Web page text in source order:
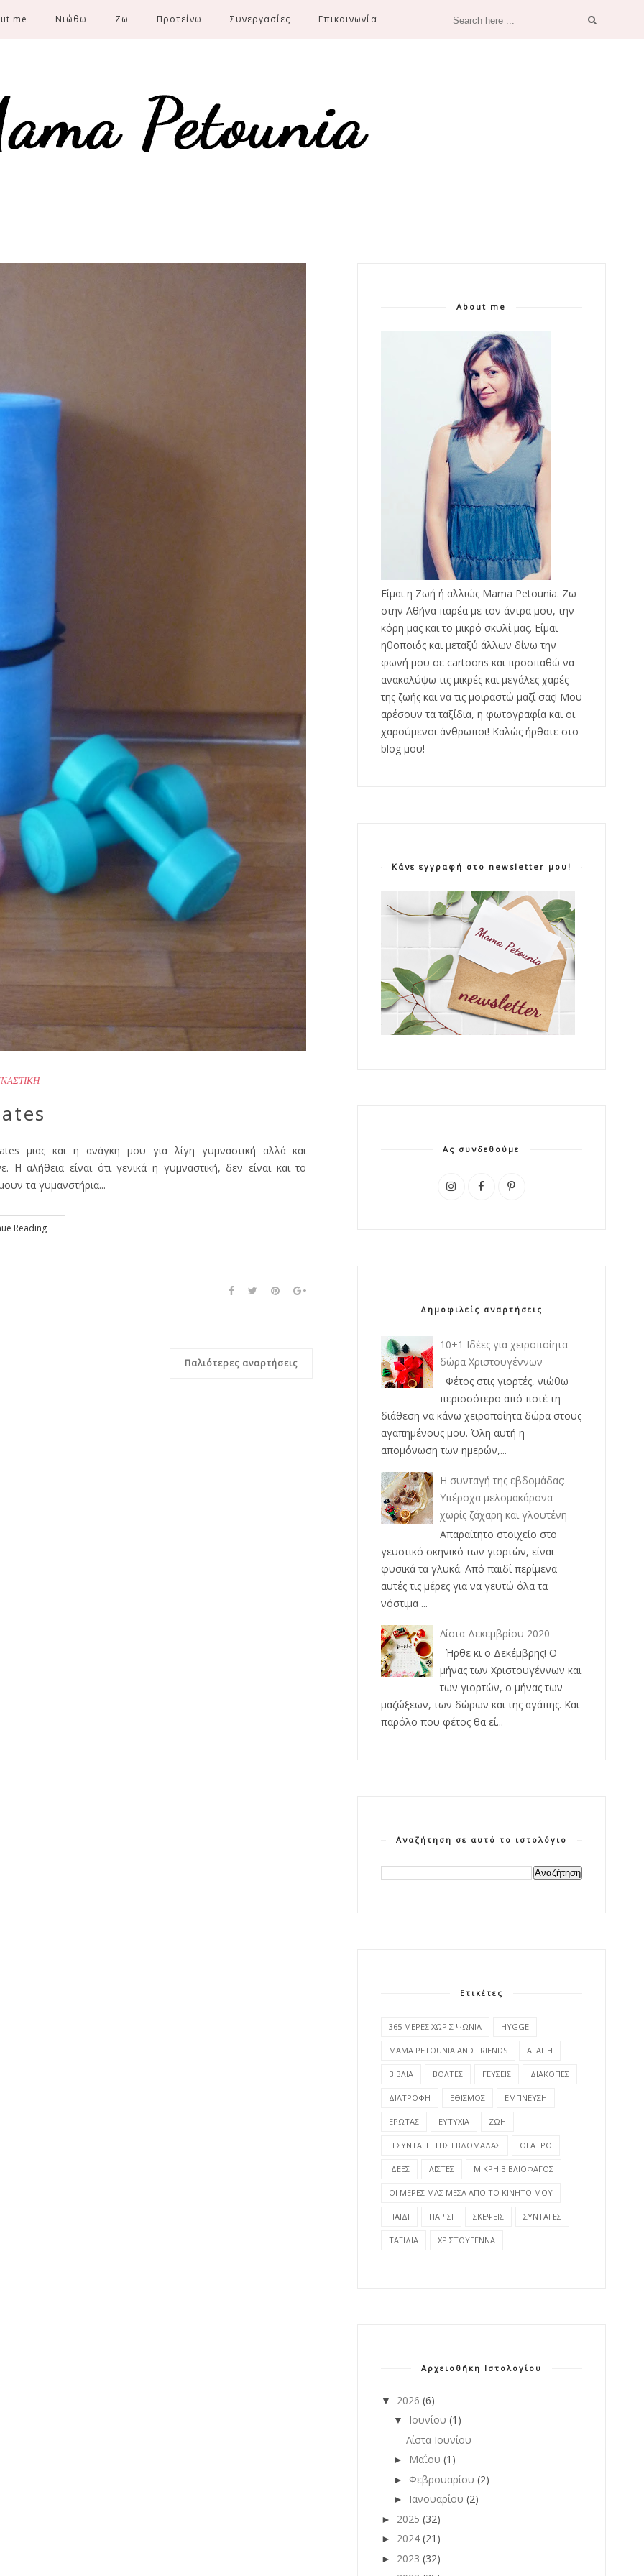
me Νιώθω Ζω Προτείνω Συνεργασίες Επικοινωνία
μιας και η ανάγκη μου για λίγη γυμναστική αλλά και
αλήθεια είναι ότι γενικά η γυμναστική, δεν είναι και το
τα γυμανστήρια...
Reading
Παλιότερες αναρτήσεις
About me
Είμαι η Ζωή ή αλλιώς Mama Petounia. Ζω
στην Αθήνα παρέα με τον άντρα μου, την
κόρη μας και το μικρό σκυλί μας. Είμαι
ηθοποιός και μεταξύ άλλων δίνω την
φωνή μου σε cartoons και προσπαθώ να
ανακαλύψω τις μικρές και μεγάλες χαρές
της ζωής και να τις μοιραστώ μαζί σας! Μου
αρέσουν τα ταξίδια, η φωτογραφία και οι
χαρούμενοι άνθρωποι! Καλώς ήρθατε στο
blog μου!
Κάνε εγγραφή στο newsletter μου!
Ας συνδεθούμε
Δημοφιλείς αναρτήσεις
10+1 Ιδέες για χειροποίητα
δώρα Χριστουγέννων
Φέτος στις γιορτές, νιώθω
περισσότερο από ποτέ τη
διάθεση να κάνω χειροποίητα δώρα στους
αγαπημένους μου. Όλη αυτή η
απομόνωση των ημερών,...
Η συνταγή της εβδομάδας:
Υπέροχα μελομακάρονα
χωρίς ζάχαρη και γλουτένη
Απαραίτητο στοιχείο στο
γευστικό σκηνικό των γιορτών, είναι
φυσικά τα γλυκά. Από παιδί περίμενα
αυτές τις μέρες για να γευτώ όλα τα
νόστιμα ...
Λίστα Δεκεμβρίου 2020
Ήρθε κι ο Δεκέμβρης! Ο
μήνας των Χριστουγέννων και
των γιορτών, ο μήνας των
μαζώξεων, των δώρων και της αγάπης. Και
παρόλο που φέτος θα εί...
Αναζήτηση σε αυτό το ιστολόγιο
Ετικέτες
365 ΜΕΡΕΣ ΧΩΡΙΣ ΨΩΝΙΑ HYGGE
MAMA PETOUNIA AND FRIENDS ΑΓΑΠΗ
ΒΙΒΛΙΑ ΒΟΛΤΕΣ ΓΕΥΣΕΙΣ ΔΙΑΚΟΠΕΣ
ΔΙΑΤΡΟΦΗ ΕΘΙΣΜΟΣ ΕΜΠΝΕΥΣΗ
ΕΡΩΤΑΣ ΕΥΤΥΧΙΑ ΖΩΗ
Η ΣΥΝΤΑΓΗ ΤΗΣ ΕΒΔΟΜΑΔΑΣ ΘΕΑΤΡΟ
ΙΔΕΕΣ ΛΙΣΤΕΣ ΜΙΚΡΗ ΒΙΒΛΙΟΦΑΓΟΣ
ΟΙ ΜΕΡΕΣ ΜΑΣ ΜΕΣΑ ΑΠΟ ΤΟ ΚΙΝΗΤΟ ΜΟΥ
ΠΑΙΔΙ ΠΑΡΙΣΙ ΣΚΕΨΕΙΣ ΣΥΝΤΑΓΕΣ
ΤΑΞΙΔΙΑ ΧΡΙΣΤΟΥΓΕΝΝΑ
Αρχειοθήκη Ιστολογίου
▼ 2026 (6)
▼ Ιουνίου (1)
Λίστα Ιουνίου
► Μαΐου (1)
► Φεβρουαρίου (2)
► Ιανουαρίου (2)
► 2025 (32)
► 2024 (21)
► 2023 (32)